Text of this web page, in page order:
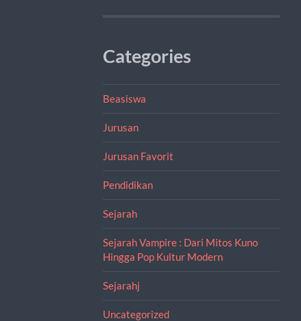
Categories
Beasiswa
Jurusan
Jurusan Favorit
Pendidikan
Sejarah
Sejarah Vampire : Dari Mitos Kuno
Hingga Pop Kultur Modern
Sejarahj
Uncategorized